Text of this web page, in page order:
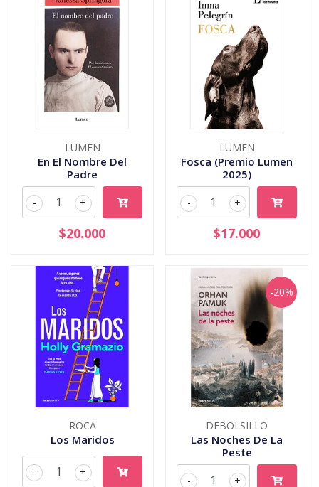
LUMEN
En El Nombre Del
Padre
+
-
$20.000
LUMEN
Fosca (Premio Lumen
2025)
+
-
$17.000
ROCA
Los Maridos
+
-
-20%
DEBOLSILLO
Las Noches De La
Peste
+
-